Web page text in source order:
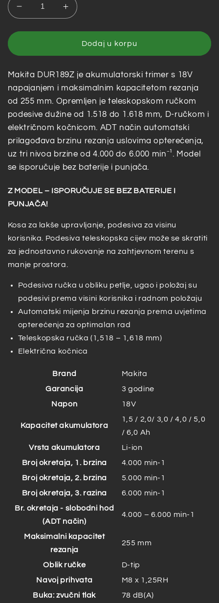
Smanji
količinu
za
–
trimer
DUR189Z
Povećaj
količinu
za
Makita
–
trimer
DUR189Z
Dodaj u korpu
Makita DUR189Z je akumulatorski trimer s 18V
napajanjem i maksimalnim kapacitetom rezanja
od 255 mm. Opremljen je teleskopskom ručkom
podesive dužine od 1.518 do 1.618 mm, D-ručkom i
električnom kočnicom. ADT način automatski
prilagođava brzinu rezanja uslovima opterećenja,
uz tri nivoa brzine od 4.000 do 6.000 min⁻¹. Model
se isporučuje bez baterije i punjača.
Z MODEL – ISPORUČUJE SE BEZ BATERIJE I
PUNJAČA!
Kosa za lakše upravljanje, podesiva za visinu
korisnika. Podesiva teleskopska cijev može se skratiti
za jednostavno rukovanje na zahtjevnom terenu s
manje prostora.
Podesiva ručka u obliku petlje, ugao i položaj su
podesivi prema visini korisnika i radnom položaju
Automatski mijenja brzinu rezanja prema uvjetima
opterećenja za optimalan rad
Teleskopska ručka (1,518 – 1,618 mm)
Električna kočnica
Brand
Makita
Garancija
3 godine
Napon
18V
Kapacitet akumulatora
1,5 / 2,0/ 3,0 / 4,0 / 5,0
/ 6,0 Ah
Vrsta akumulatora
Li-ion
Broj okretaja, 1. brzina
4.000 min-1
Broj okretaja, 2. brzina
5.000 min-1
Broj okretaja, 3. razina
6.000 min-1
Br. okretaja - slobodni hod
(ADT način)
4.000 – 6.000 min-1
Maksimalni kapacitet
rezanja
255 mm
Oblik ručke
D-tip
Navoj prihvata
M8 x 1,25RH
Buka: zvučni tlak
78 dB(A)